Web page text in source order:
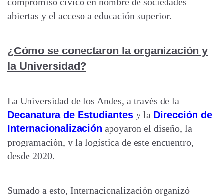
abiertas y el acceso a educación superior.
¿Cómo se conectaron la organización y
la Universidad?
La Universidad de los Andes, a través de la
Decanatura de Estudiantes y la Dirección de
Internacionalización apoyaron el diseño, la
programación, y la logística de este encuentro,
desde 2020.
Sumado a esto, Internacionalización organizó